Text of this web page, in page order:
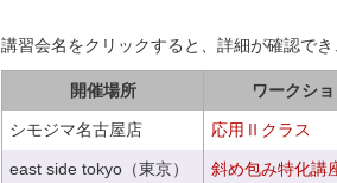
講習会名をクリックすると、詳細が確認でき
開催場所 ワークシ
シモジマ名古屋店 応用Ⅱクラス
east side tokyo（東京） 斜め包み特化講